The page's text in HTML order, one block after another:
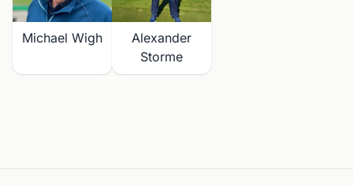
Michael Wigh
Alexander
Storme